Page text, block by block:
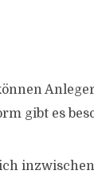
gibt es